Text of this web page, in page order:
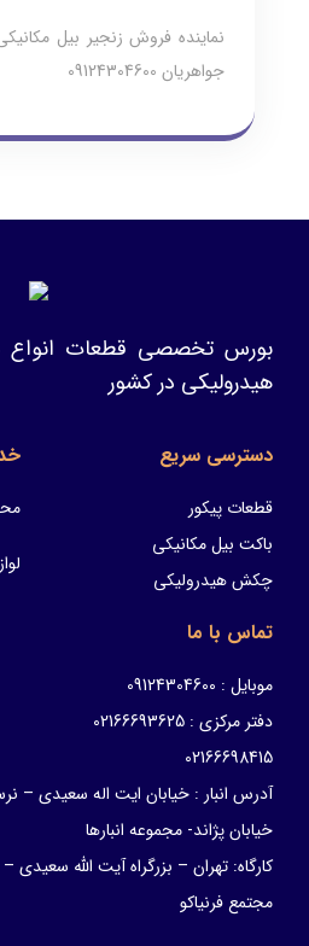
جواهریان 09124304600
بورس تخصصی قطعات انواع
هیدرولیکی در کشور
دسترسی سریع
قطعات پیکور
باکت بیل مکانیکی
چکش هیدرولیکی
تماس با ما
موبایل : 09124304600
دفتر مرکزی : 02166693625
02166698415
آدرس انبار : خیابان ایت اله سعیدی –
خیابان پژاند- مجموعه انبارها
کارگاه: تهران – بزرگراه آیت الله
مجتمع فرنیاکو